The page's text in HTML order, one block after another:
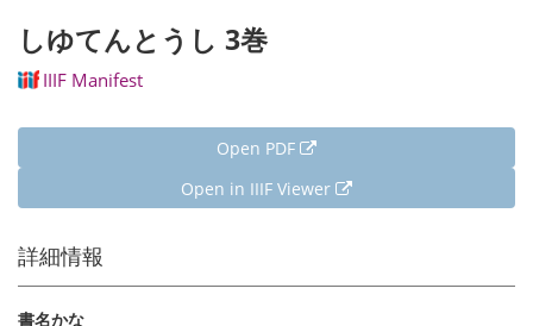
しゆてんとうし 3巻
IIIF Manifest
Open PDF
Open in IIIF Viewer
詳細情報
書名かな